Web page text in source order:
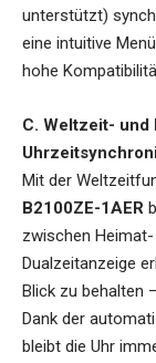
unterstützt)
eine intuitive
hohe
C. Weltzeit- und
Mit der
B2100ZE-1AER
zwischen
Dualzeitanzeige
Blick zu behalten
Dank der
bleibt die Uhr